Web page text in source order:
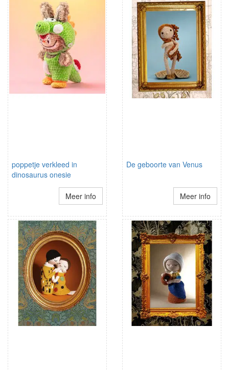
poppetje verkleed in
dinosaurus onesie
Meer info
De geboorte van Venus
Meer info